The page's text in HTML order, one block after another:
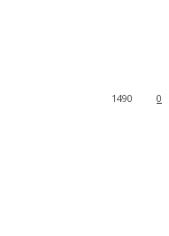
0
1490